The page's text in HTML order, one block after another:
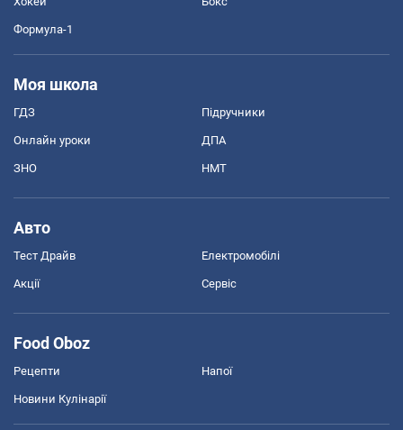
Формула-1
Моя школа
ГДЗ Підручники
Онлайн уроки ДПА
ЗНО НМТ
Авто
Тест Драйв Електромобілі
Акції Сервіс
Food Oboz
Рецепти Напої
Новини Кулінарії